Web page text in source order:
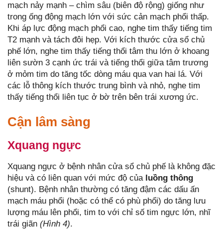
mạch nảy mạnh – chìm sâu (biên độ rộng) giống như
trong ống động mạch lớn với sức cản mạch phổi thấp.
Khi áp lực động mạch phổi cao, nghe tim thấy tiếng tim
T2 mạnh và tách đôi hẹp. Với kích thước cửa sổ chủ
phế lớn, nghe tim thấy tiếng thổi tâm thu lớn ở khoang
liên sườn 3 cạnh ức trái và tiếng thổi giữa tâm trương
ở mỏm tim do tăng tốc dòng máu qua van hai lá. Với
các lỗ thông kích thước trung bình và nhỏ, nghe tim
thấy tiếng thổi liên tục ở bờ trên bên trái xương ức.
Cận lâm sàng
Xquang ngực
Xquang ngực ở bệnh nhân cửa sổ chủ phế là không đặc
hiệu và có liên quan với mức độ của luồng thông
(shunt). Bệnh nhân thường có tăng đậm các dấu ấn
mạch máu phổi (hoặc có thể có phù phổi) do tăng lưu
lượng máu lên phổi, tim to với chỉ số tim ngực lớn, nhĩ
trái giãn (Hình 4).